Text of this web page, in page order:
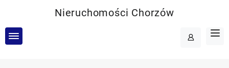
content
Nieruchomości Chorzów